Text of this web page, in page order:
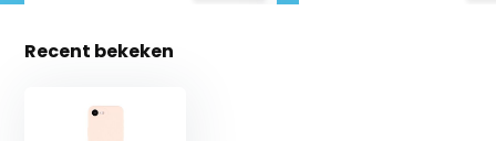
Recent bekeken